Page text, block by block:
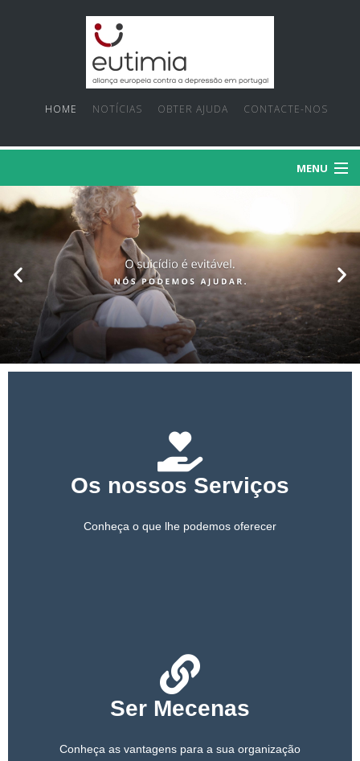
HOME NOTÍCIAS OBTER AJUDA CONTACTE-NOS
MENU
SOBRE NÓS
PRIORIDADES
FACTOS E MITOS
PROJECTOS
Os nossos Serviços
Conheça o que lhe podemos oferecer
Ser Mecenas
Conheça as vantagens para a sua organização